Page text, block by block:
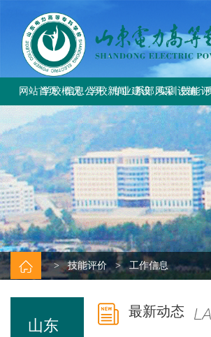
网站首页学校概况
学校简介
学校章程
历史沿革
规章制度
校园风貌
信息公开学校新闻
学校要闻
校园公告
专业建设
专业设置
方案标准建设
教材课程建设
师资队伍建设
实训资源建设
学生技能大赛
系部风采
电气工程系
电气自动化系
动力工程系
计量工程系
信息工程系
基础教学部
实训设施
总体简介
重点实训
技能
工
政
评
证
> 技能评价 > 工作信息
山东
最新动态